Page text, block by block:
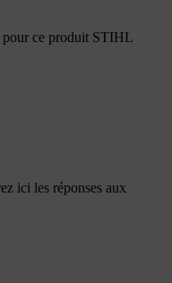
ce produit STIHL
ici les réponses aux